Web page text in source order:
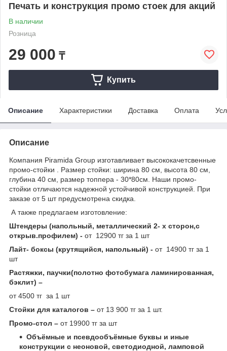
Печать и конструкция промо стоек для акций
В наличии
Розница
29 000 ₸
Купить
Описание Характеристики Доставка Оплата
Описание
Компания Piramida Group изготавливает высококачетсвенные
промо-стойки . Размер стойки: ширина 80 см, высота 80 см,
глубина 40 см, размер топпера - 30*80см. Наши промо-
стойки отличаются надежной устойчивой конструкцией. При
заказе от 5 шт предусмотрена скидка.
А также предлагаем изготовление:
Штендеры (напольный, металлический 2- х сторон,с
открыв.профилем) - от 12900 тг за 1 шт
Лайт- боксы (крутящийся, напольный) - от 14900 тг за 1
шт
Растяжки, паучки(полотно фотобумага ламинированная,
бэклит) –
от 4500 тг за 1 шт
Стойки для каталогов – от 13 900 тг за 1 шт.
Промо-стол – от 19900 тг за шт
Объёмные и псевдообъёмные буквы и иные
конструкции с неоновой, светодиодной, ламповой